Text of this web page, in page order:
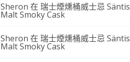
Sheron 在 瑞士煙燻桶威士忌 Säntis
Malt Smoky Cask
Sheron 在 瑞士煙燻桶威士忌 Säntis
Malt Smoky Cask